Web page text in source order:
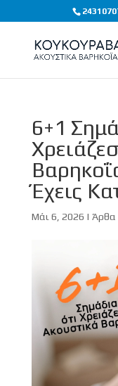
6+1
Έχεις
Μάι 6, 2026 | Άρθα